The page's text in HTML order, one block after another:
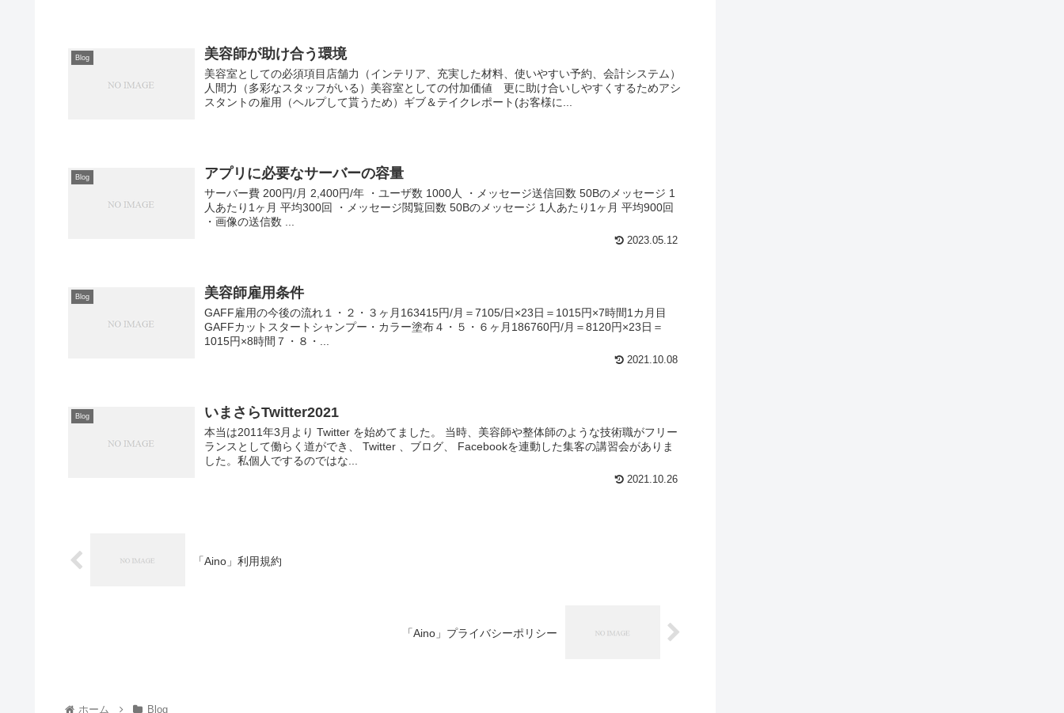
Blog 美容師が助け合う環境
美容室としての必須項目店舗力（インテリア、充実した材料、使いやすい予約、会計システム）
人間力（多彩なスタッフがいる）美容室としての付加価値 更に助け合いしやすくするためアシ
スタントの雇用（ヘルプして貰うため）ギブ＆テイクレポート(お客様に...
Blog アプリに必要なサーバーの容量
サーバー費 200円/月 2,400円/年 ・ユーザ数 1000人 ・メッセージ送信回数 50Bのメッセージ 1
人あたり1ヶ月 平均300回 ・メッセージ閲覧回数 50Bのメッセージ 1人あたり1ヶ月 平均900回
・画像の送信数 ...
2023.05.12
Blog 美容師雇用条件
GAFF雇用の今後の流れ１・２・３ヶ月163415円/月＝7105/日×23日＝1015円×7時間1カ月目
GAFFカットスタートシャンプー・カラー塗布４・５・６ヶ月186760円/月＝8120円×23日＝
1015円×8時間７・８・...
2021.10.08
Blog いまさらTwitter2021
本当は2011年3月より Twitter を始めてました。 当時、美容師や整体師のような技術職がフリー
ランスとして働らく道ができ、 Twitter 、ブログ、 Facebookを連動した集客の講習会がありま
した。私個人でするのではな...
2021.10.26
「Aino」利用規約
「Aino」プライバシーポリシー
ホーム Blog